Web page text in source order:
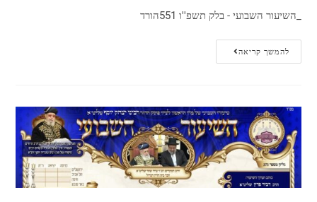
_השיעור השבועי - בלק תשפ''ו 551הורד
להמשך קריאה